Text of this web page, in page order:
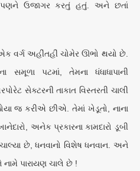
ઉજાગર કરતું હતું. અને છતાં
વર્ગ અહીંતહીં ચોમેર ઊભો થયો છે.
સમૂળા પટમાં, તેમના ધંધાધાપાની
સેક્ટરની તાકાત વિસ્તરતી ચાલી
કરીએ છીએ. તેમાં ખેડૂતો, નાના
અનેક પ્રકારના કામદારો ડૂબી
છે, ધનવાનો વિશેષ ધનવાન. અને
પારાયણ ચાલે છે !